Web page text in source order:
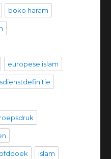
boko haram
europese islam
islam